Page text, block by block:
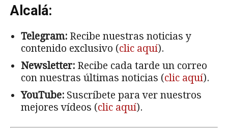
Alcalá:
Telegram: Recibe nuestras noticias y
contenido exclusivo (clic aquí).
Newsletter: Recibe cada tarde un correo
con nuestras últimas noticias (clic aquí).
YouTube: Suscríbete para ver nuestros
mejores vídeos (clic aquí).